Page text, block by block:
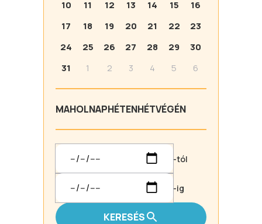
10
11 12 13 14 15
16
17
18 19 20 21 22
23
24
25 26 27 28 29
30
31
1 2 3 4 5 6
MAHOLNAPHÉTENHÉTVÉGÉN
-tól
-ig
KERESÉS